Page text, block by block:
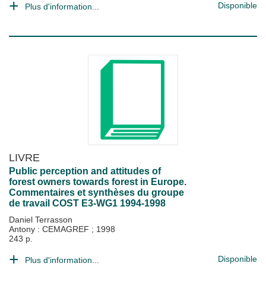
Plus d'information... Disponible
LIVRE
Public perception and attitudes of
forest owners towards forest in Europe.
Commentaires et synthèses du groupe
de travail COST E3-WG1 1994-1998
Daniel Terrasson
Antony : CEMAGREF ; 1998
243 p.
Plus d'information... Disponible